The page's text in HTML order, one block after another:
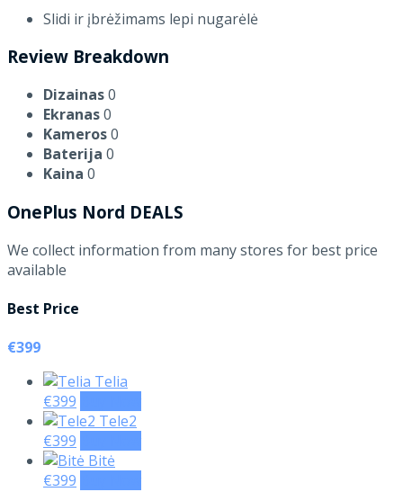
Slidi ir įbrėžimams lepi nugarėlė
Review Breakdown
Dizainas0
Ekranas0
Kameros0
Baterija 0
Kaina 0
OnePlus Nord DEALS
We collect information from many stores for best price
available
Best Price
€399
Telia
€399
Tele2
€399
Bitė
€399